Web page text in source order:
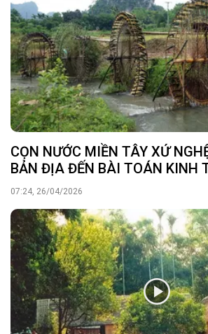
CỌN NƯỚC MIỀN TÂY XỨ
BẢN ĐỊA ĐẾN BÀI TOÁN KINH
07:24, 26/04/2026